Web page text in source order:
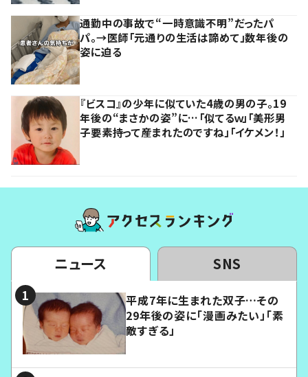
通勤中の事故で“一時意識不明”だったパ
パ。→医師「元通りの生活は諦めて」数年後の
姿に迫る
『ビスコ』の少年に似ていた4歳の男の子。19
年後の“まさかの姿”に…「似てるｗ」「美形男
子要素持って産まれたのですね」「イケメン！」
ニュース SNS
平成7年に生まれた双子…その
29年後の姿に「漫画みたい」「素
敵すぎる」